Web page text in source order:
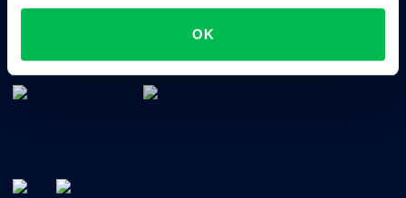
OK
gestionar el talento, el tiempo, el rendimiento y la